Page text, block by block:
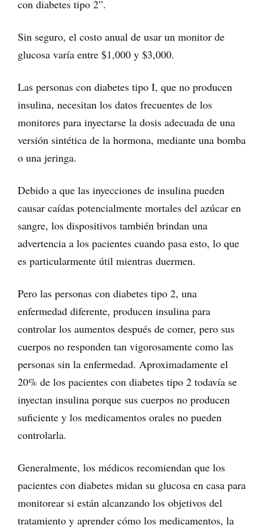
con diabetes tipo 2”.
Sin seguro, el costo anual de usar un monitor de
glucosa varía entre $1,000 y $3,000.
Las personas con diabetes tipo I, que no producen
insulina, necesitan los datos frecuentes de los
monitores para inyectarse la dosis adecuada de una
versión sintética de la hormona, mediante una bomba
o una jeringa.
Debido a que las inyecciones de insulina pueden
causar caídas potencialmente mortales del azúcar en
sangre, los dispositivos también brindan una
advertencia a los pacientes cuando pasa esto, lo que
es particularmente útil mientras duermen.
Pero las personas con diabetes tipo 2, una
enfermedad diferente, producen insulina para
controlar los aumentos después de comer, pero sus
cuerpos no responden tan vigorosamente como las
personas sin la enfermedad. Aproximadamente el
20% de los pacientes con diabetes tipo 2 todavía se
inyectan insulina porque sus cuerpos no producen
suficiente y los medicamentos orales no pueden
controlarla.
Generalmente, los médicos recomiendan que los
pacientes con diabetes midan su glucosa en casa para
monitorear si están alcanzando los objetivos del
tratamiento y aprender cómo los medicamentos, la